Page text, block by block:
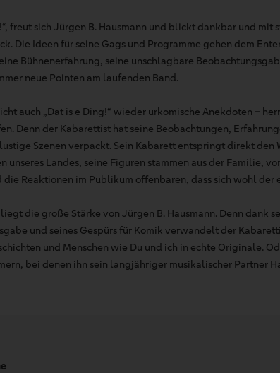
freut sich Jürgen B. Hausmann und blickt dankbar und
Die Ideen für seine Gags und Programme gehen dem
Bühnenerfahrung, seine unschlagbare
neue Pointen am laufenden Band.
auch „Dat is e Ding!“ wieder urkomische Anekdoten –
Denn der Kabarettist hat seine Beobachtungen,
Szenen verpackt. Sein Kabarett entspringt direkt den
unseres Landes, seine Figuren stammen aus der Familie,
die Reaktionen im Publikum offenbaren, dass sich wohl der
die große Stärke von Jürgen B. Hausmann. Denn dank
und seines Gespürs für Komik verwandelt der
und Menschen wie Du und ich in echte Originale.
bei denen ihn sein langjähriger musikalischer Partner